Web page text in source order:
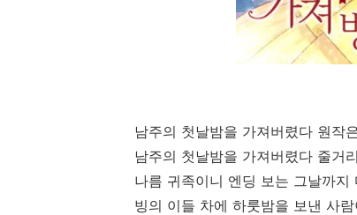
남주의 첫날밤을 가져버렸다 원작
남주의 첫날밤을 가져버렸다 줄거
나름 귀족이니 엔딩 보는 그날까
빙의 이들 차에 하룻밤을 보낸 사